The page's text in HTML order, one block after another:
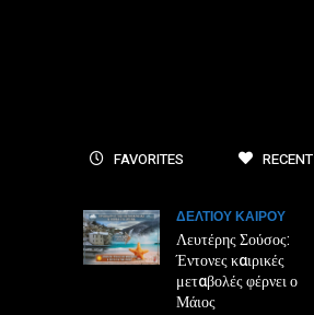
FAVORITES RECENT
ΔΕΛΤΙΟΥ ΚΑΙΡΟΥ
Λευτέρης Σούσος:
Έντονες καιρικές
μεταβολές φέρνει ο
Μάιος